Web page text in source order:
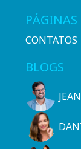
PÁGINAS
CONTATOS
BLOGS